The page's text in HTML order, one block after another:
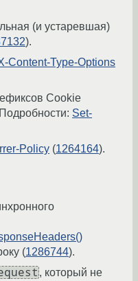
(и устаревшая)
).
Content-Type-Options
Cookie
Set-
Policy (1264164).
(1286744).
, который не